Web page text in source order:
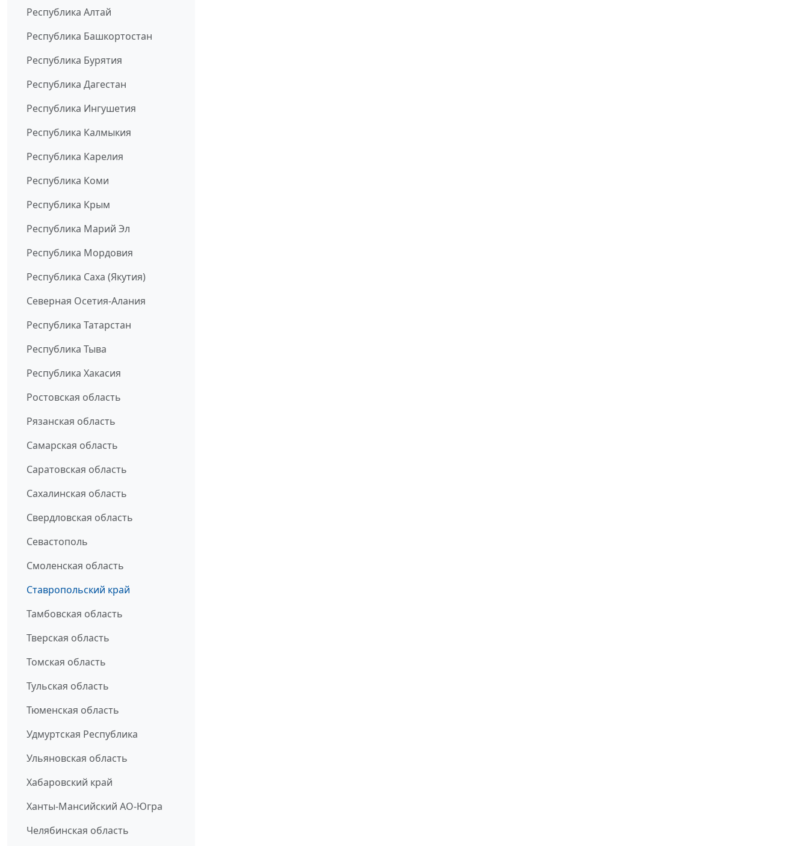
Республика Алтай
Республика Башкортостан
Республика Бурятия
Республика Дагестан
Республика Ингушетия
Республика Калмыкия
Республика Карелия
Республика Коми
Республика Крым
Республика Марий Эл
Республика Мордовия
Республика Саха (Якутия)
Северная Осетия-Алания
Республика Татарстан
Республика Тыва
Республика Хакасия
Ростовская область
Рязанская область
Самарская область
Саратовская область
Сахалинская область
Свердловская область
Севастополь
Смоленская область
Ставропольский край
Тамбовская область
Тверская область
Томская область
Тульская область
Тюменская область
Удмуртская Республика
Ульяновская область
Хабаровский край
Ханты-Мансийский АО-Югра
Челябинская область